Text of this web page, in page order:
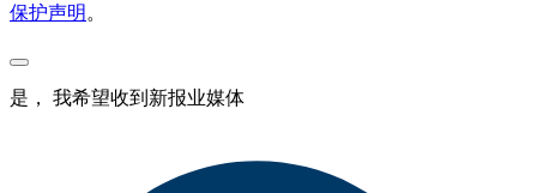
保护声明 。
是， 我希望收到新报业媒体